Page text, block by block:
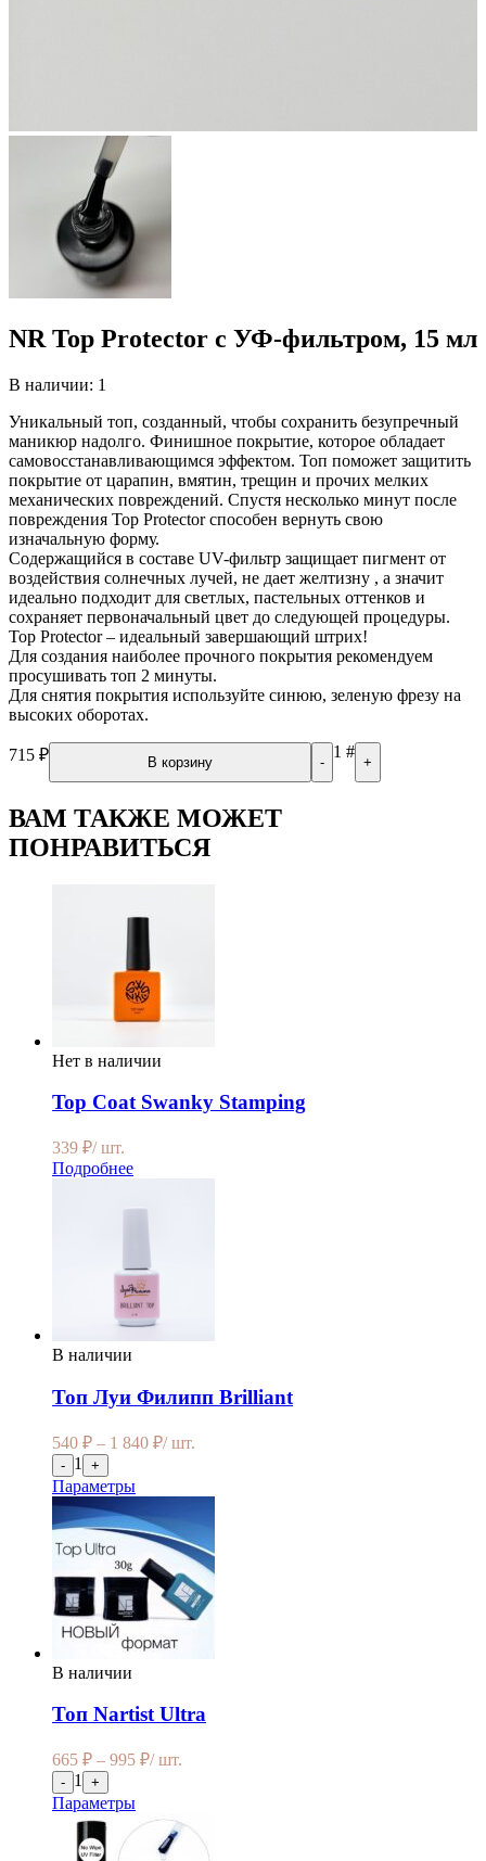
NR Top Protector с УФ-фильтром, 15 мл
В наличии: 1
Уникальный топ, созданный, чтобы сохранить безупречный
маникюр надолго. Финишное покрытие, которое обладает
самовосстанавливающимся эффектом. Топ поможет защитить
покрытие от царапин, вмятин, трещин и прочих мелких
механических повреждений. Спустя несколько минут после
повреждения Top Protector способен вернуть свою
изначальную форму.
Содержащийся в составе UV-фильтр защищает пигмент от
воздействия солнечных лучей, не дает желтизну , а значит
идеально подходит для светлых, пастельных оттенков и
сохраняет первоначальный цвет до следующей процедуры.
Top Protector – идеальный завершающий штрих!
Для создания наиболее прочного покрытия рекомендуем
просушивать топ 2 минуты.
Для снятия покрытия используйте синюю, зеленую фрезу на
высоких оборотах.
-
1 #
+
715 ₽ В корзину
ВАМ ТАКЖЕ МОЖЕТ
ПОНРАВИТЬСЯ
Нет в наличии
Top Coat Swanky Stamping
339 ₽/ шт.
Подробнее
В наличии
Топ Луи Филипп Brilliant
540 ₽ – 1 840 ₽/ шт.
- 1 +
Параметры
В наличии
Топ Nartist Ultra
665 ₽ – 995 ₽/ шт.
- 1 +
Параметры